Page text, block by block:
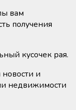
вам
получения
кусочек рая.
и
недвижимости